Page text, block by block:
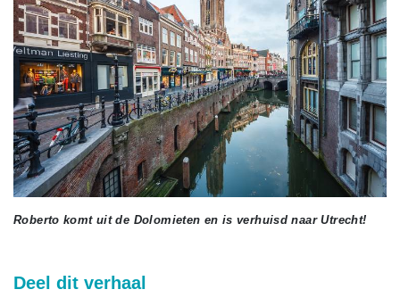
Roberto komt uit de Dolomieten en is verhuisd naar Utrecht!
Deel dit verhaal